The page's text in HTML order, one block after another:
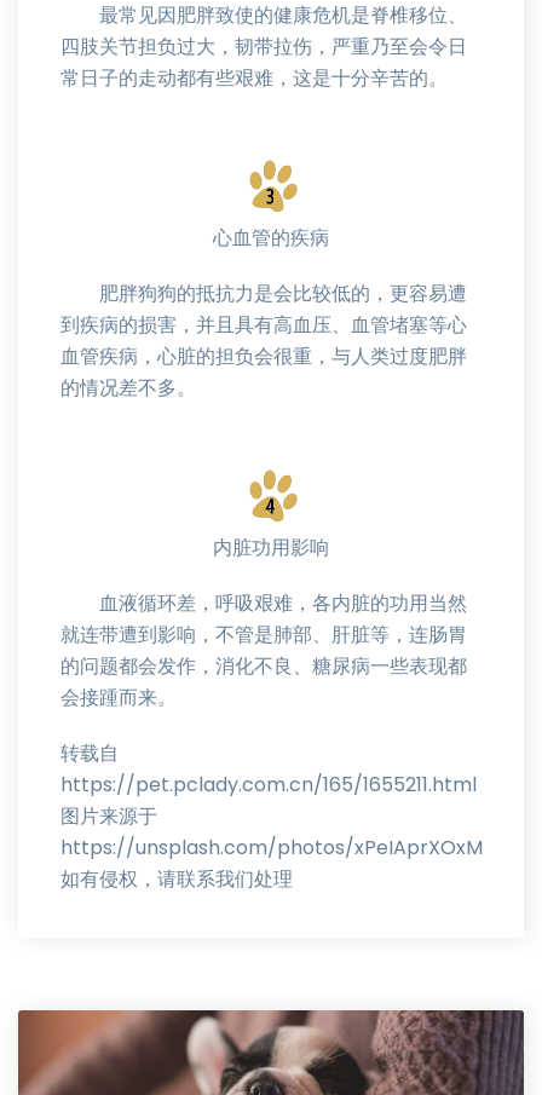
最常见因肥胖致使的健康危机是脊椎移位、
四肢关节担负过大，韧带拉伤，严重乃至会令日
常日子的走动都有些艰难，这是十分辛苦的。
心血管的疾病
肥胖狗狗的抵抗力是会比较低的，更容易遭
到疾病的损害，并且具有高血压、血管堵塞等心
血管疾病，心脏的担负会很重，与人类过度肥胖
的情况差不多。
内脏功用影响
血液循环差，呼吸艰难，各内脏的功用当然
就连带遭到影响，不管是肺部、肝脏等，连肠胃
的问题都会发作，消化不良、糖尿病一些表现都
会接踵而来。
转载自
https://pet.pclady.com.cn/165/1655211.html
图片来源于
https://unsplash.com/photos/xPeIAprXOxM
如有侵权，请联系我们处理